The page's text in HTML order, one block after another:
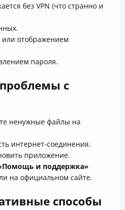
без VPN (что странно и
или отображением
пароля.
с
ненужные файлы на
интернет-соединения.
приложение.
и поддержка»
на официальном сайте.
способы